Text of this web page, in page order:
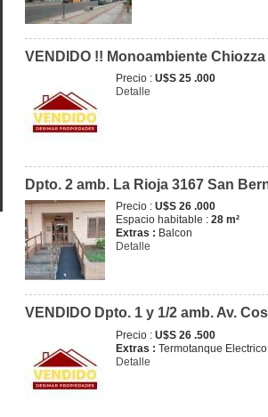
VENDIDO !! Monoambiente
Precio : U$S 25 .000
Detalle
Dpto. 2 amb. La Rioja 3167 San
Precio : U$S 26 .000
Espacio habitable : 28 m²
Extras : Balcon
Detalle
VENDIDO Dpto. 1 y 1/2 amb. Av.
Precio : U$S 26 .500
Extras : Termotanque Electrico
Detalle